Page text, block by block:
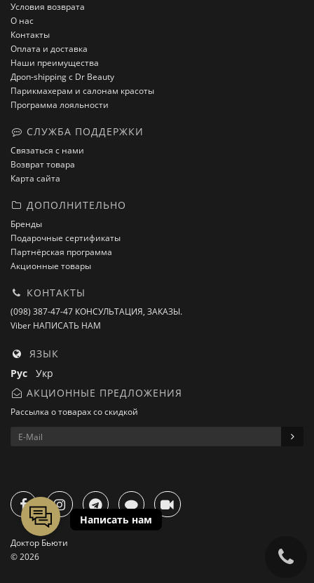
Условия возврата
О нас
Контакты
Оплата и доставка
Наши преимущества
Дроп-shipping с Dr Beauty
Парикмахерам и салонам красоты
Программа лояльности
СЛУЖБА ПОДДЕРЖКИ
Связаться с нами
Возврат товара
Карта сайта
ДОПОЛНИТЕЛЬНО
Бренды
Подарочные сертификаты
Партнёрская программа
Акционные товары
КОНТАКТЫ
(098) 387-47-47 КОНСУЛЬТАЦИЯ, ЗАКАЗЫ.
Viber НАПИСАТЬ НАМ
ЯЗЫК
Рус Укр
АКЦИОННЫЕ ПРЕДЛОЖЕНИЯ
Рассылка о товарах со скидкой
Доктор Бьюти
© 2026